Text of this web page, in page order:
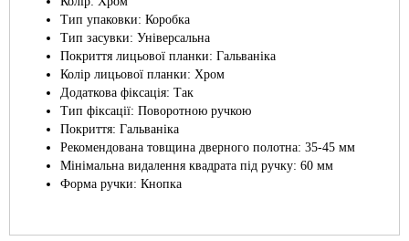
Тип упаковки: Коробка
Тип засувки: Універсальна
Покриття лицьової планки: Гальваніка
Колір лицьової планки: Хром
Додаткова фіксація: Так
Тип фіксації: Поворотною ручкою
Покриття: Гальваніка
Рекомендована товщина дверного полотна: 35-45 мм
Мінімальна видалення квадрата під ручку: 60 мм
Форма ручки: Кнопка